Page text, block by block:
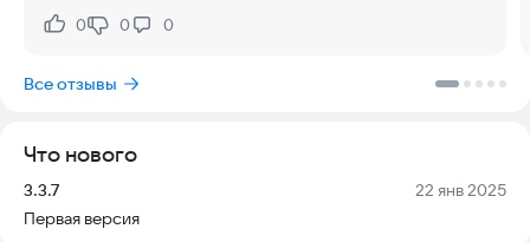
Этот MP3-плеер поможет вам легко управлять музыкальной
библиотекой. Умный, быстрый и плавный поиск делает
устройстве, позволяя мгновенно находить нужные треки.
обеспечивает качественный музыкальный опыт, не требуя
больших ресурсов системы.
Попробуйте установить этот мощный музыкальный плеер
Нравится:
0Не нравится:
0 0
Все отзывы
Что нового
Версия:
3.3.7 Дата:
22 янв 2025
Первая версия